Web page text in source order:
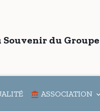
du Groupe
ASSOCIATION